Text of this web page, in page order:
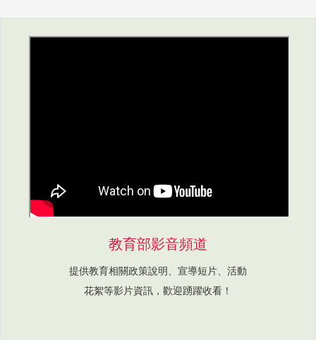
教育部影音頻道
提供教育相關政策說明、宣導短片、活動
花絮等影片資訊，歡迎踴躍收看！